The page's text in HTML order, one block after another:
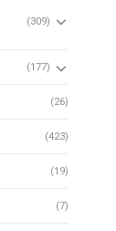
(309)
(177)
(26)
(423)
(19)
(7)